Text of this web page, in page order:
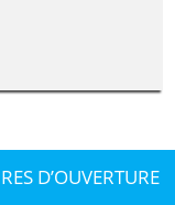
D’OUVERTURE